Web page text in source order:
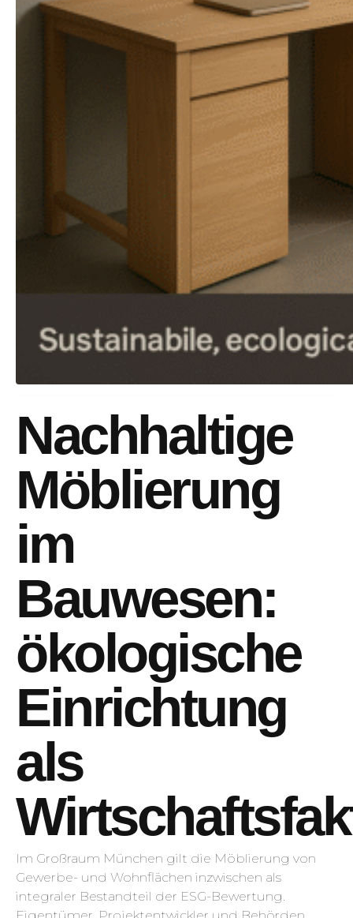
Nachhaltige
Möblierung
im
Bauwesen:
ökologische
Einrichtung
als
Im Großraum München gilt die Möblierung von
Gewerbe- und Wohnflächen inzwischen als
integraler Bestandteil der ESG-Bewertung.